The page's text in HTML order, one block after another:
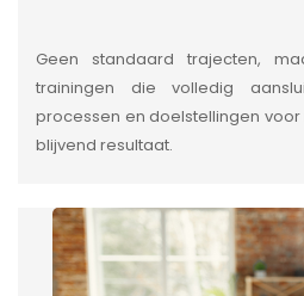
Geen standaard trajecten,
trainingen die volledig
processen en doelstellingen
blijvend resultaat.